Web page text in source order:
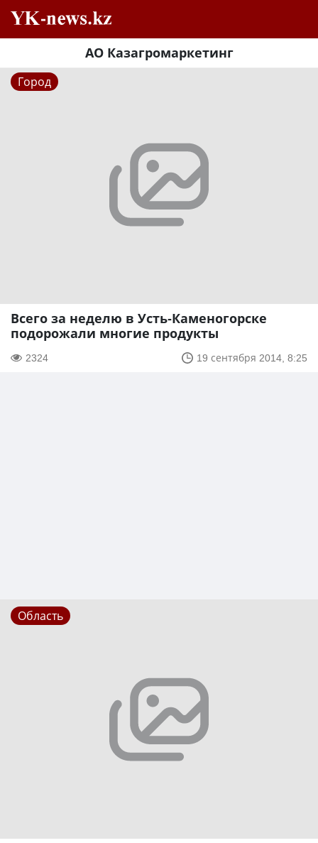
АО Казагромаркетинг
Город
Всего за неделю в Усть-Каменогорске
подорожали многие продукты
2324 19 сентября 2014, 8:25
Область